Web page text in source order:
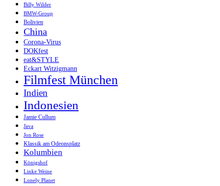
Billy Wilder
BMW-Group
Bolivien
China
Corona-Virus
DOKfest
eat&STYLE
Eckart Witzigmann
Filmfest München
Indien
Indonesien
Jamie Cullum
Java
Jon Rose
Klassik am Odeonsplatz
Kolumbien
Königshof
Linke Weine
Lonely Planet